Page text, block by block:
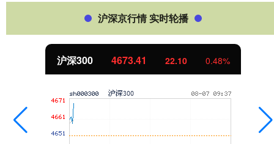
沪深京行情 实时轮播
北证50 1121.53 -1.34 -0.12%